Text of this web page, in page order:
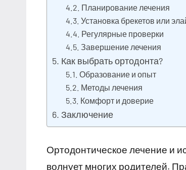
Планирование лечения
Установка брекетов или
Регулярные проверки
Завершение лечения
Как выбрать ортодонта?
Образование и опыт
Методы лечения
Комфорт и доверие
Заключение
Ортодонтическое лечение и
волнует многих родителей.